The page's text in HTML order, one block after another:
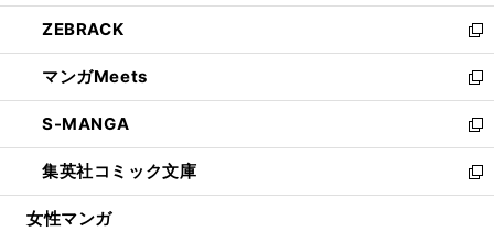
開
く
ウ
で
開
く
ン
ド
ウ
で
開
く
ウ
ィ
ン
ド
ウ
で
開
く
し
い
ウ
ィ
ン
ド
ウ
で
開
ZEBRACK
新
し
い
ウ
ィ
ン
ド
ウ
マンガMeets
新
し
い
ウ
ィ
ン
S-MANGA
新
し
い
ウ
集英社コミック文庫
新
し
女性マンガ